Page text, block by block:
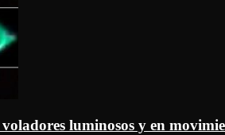
luminosos y en